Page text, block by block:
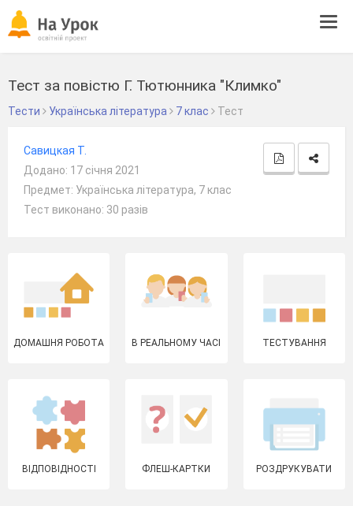
Тест за повістю Г. Тютюнника "Климко"
Тести Українська література 7 клас Тест
Савицкая Т.
Додано: 17 січня 2021
Предмет: Українська література, 7 клас
Тест виконано: 30 разів
ДОМАШНЯ РОБОТА В РЕАЛЬНОМУ ЧАСІ ТЕСТУВАННЯ
ВІДПОВІДНОСТІ ФЛЕШ-КАРТКИ РОЗДРУКУВАТИ